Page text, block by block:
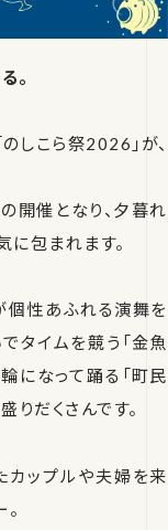
。
しこら祭2026」が、
開催となり、夕暮れ
に包まれます。
個性あふれる演舞を
タイムを競う「金魚
になって踊る「町民
りだくさんです。
カップルや夫婦を来